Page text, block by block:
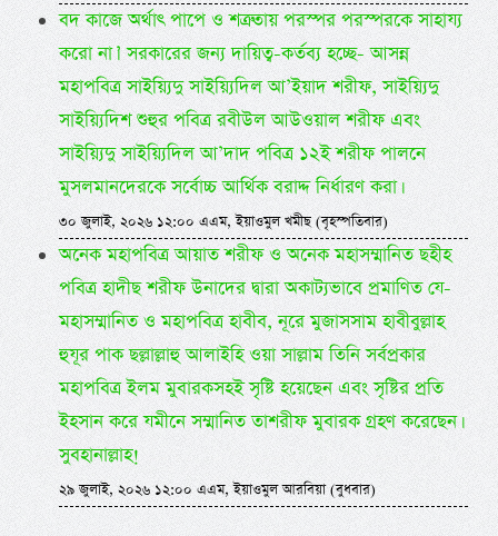
বদ কাজে অর্থাৎ পাপে ও শত্রুতায় পরস্পর পরস্পরকে সাহায্য
করো না।’ সরকারের জন্য দায়িত্ব-কর্তব্য হচ্ছে- আসন্ন
মহাপবিত্র সাইয়্যিদু সাইয়্যিদিল আ’ইয়াদ শরীফ, সাইয়্যিদু
সাইয়্যিদিশ শুহুর পবিত্র রবীউল আউওয়াল শরীফ এবং
সাইয়্যিদু সাইয়্যিদিল আ’দাদ পবিত্র ১২ই শরীফ পালনে
মুসলমানদেরকে সর্বোচ্চ আর্থিক বরাদ্দ নির্ধারণ করা।
৩০ জুলাই, ২০২৬ ১২:০০ এএম, ইয়াওমুল খমীছ (বৃহস্পতিবার)
অনেক মহাপবিত্র আয়াত শরীফ ও অনেক মহাসম্মানিত ছহীহ
পবিত্র হাদীছ শরীফ উনাদের দ্বারা অকাট্যভাবে প্রমাণিত যে-
মহাসম্মানিত ও মহাপবিত্র হাবীব, নূরে মুজাসসাম হাবীবুল্লাহ
হুযূর পাক ছল্লাল্লাহু আলাইহি ওয়া সাল্লাম তিনি সর্বপ্রকার
মহাপবিত্র ইলম মুবারকসহই সৃষ্টি হয়েছেন এবং সৃষ্টির প্রতি
ইহসান করে যমীনে সম্মানিত তাশরীফ মুবারক গ্রহণ করেছেন।
সুবহানাল্লাহ!
২৯ জুলাই, ২০২৬ ১২:০০ এএম, ইয়াওমুল আরবিয়া (বুধবার)